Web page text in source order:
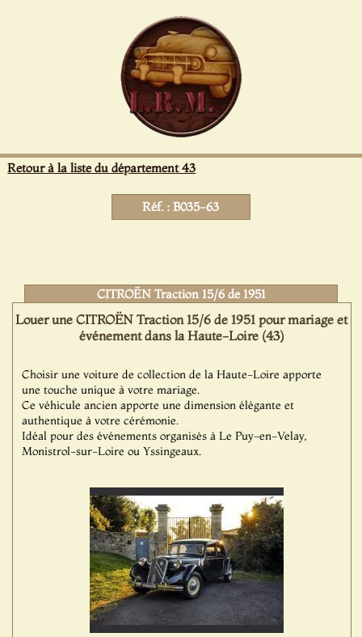
Retour à la liste du département 43
Réf. : B035-63
CITROËN Traction 15/6 de 1951
Louer une CITROËN Traction 15/6 de 1951 pour mariage et
événement dans la Haute-Loire (43)
Choisir une voiture de collection de la Haute-Loire apporte
une touche unique à votre mariage.
Ce véhicule ancien apporte une dimension élégante et
authentique à votre cérémonie.
Idéal pour des événements organisés à Le Puy-en-Velay,
Monistrol-sur-Loire ou Yssingeaux.